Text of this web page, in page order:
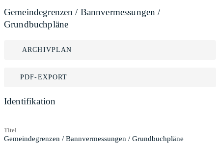
Gemeindegrenzen / Bannvermessungen /
Grundbuchpläne
ARCHIVPLAN
PDF-EXPORT
Identifikation
Titel
Gemeindegrenzen / Bannvermessungen / Grundbuchpläne